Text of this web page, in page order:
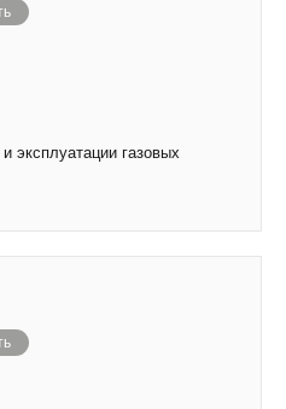
эксплуатации газовых